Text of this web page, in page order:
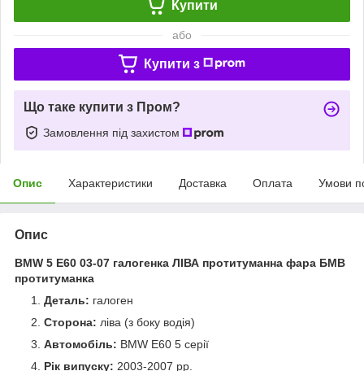
Купити
або
Купити з
Що таке купити з Пром?
Замовлення під захистом
Опис Характеристики Доставка Оплата Умови
Опис
BMW 5 E60 03-07 галогенка ЛІВА протитуманна фара БМВ
протитуманка
Деталь: галоген
Сторона: ліва (з боку водія)
Автомобіль: BMW E60 5 серії
Рік випуску: 2003-2007 рр.